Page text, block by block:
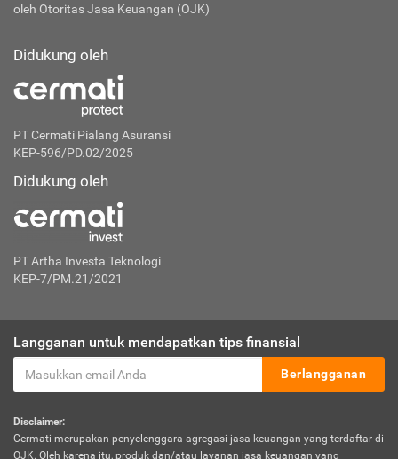
oleh Otoritas Jasa Keuangan (OJK)
Didukung oleh
PT Cermati Pialang Asuransi
KEP-596/PD.02/2025
Didukung oleh
PT Artha Investa Teknologi
KEP-7/PM.21/2021
Langganan untuk mendapatkan tips finansial
Berlangganan
Disclaimer:
Cermati merupakan penyelenggara agregasi jasa keuangan yang terdaftar di
OJK. Oleh karena itu, produk dan/atau layanan jasa keuangan yang